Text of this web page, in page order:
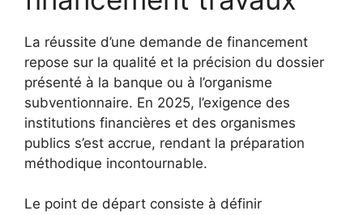
La réussite d’une demande de financement
repose sur la qualité et la précision du dossier
présenté à la banque ou à l’organisme
subventionnaire. En 2025, l’exigence des
institutions financières et des organismes
publics s’est accrue, rendant la préparation
méthodique incontournable.
Le point de départ consiste à définir